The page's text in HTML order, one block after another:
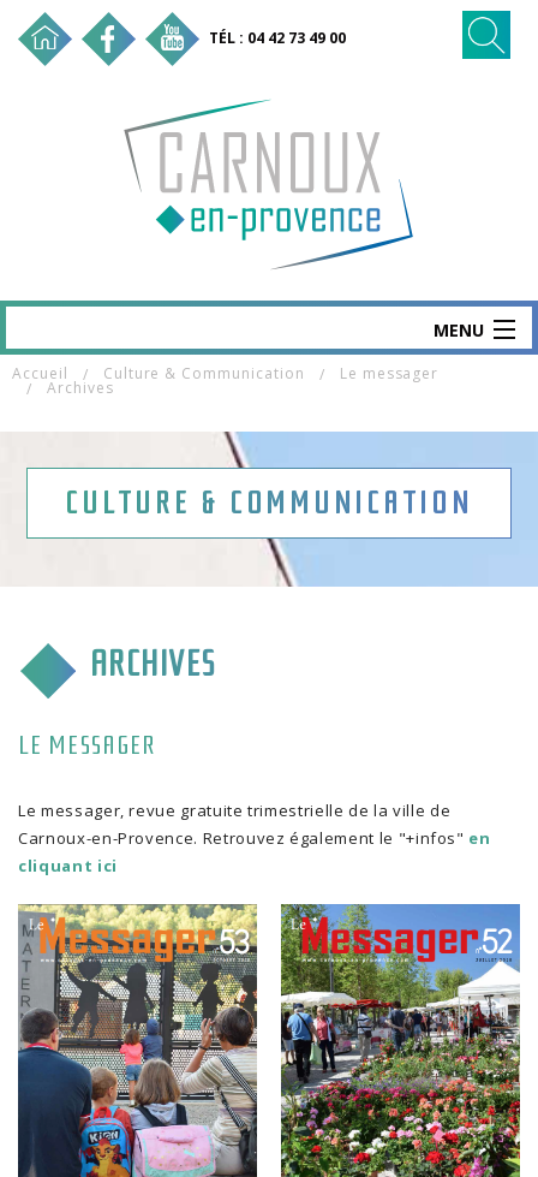
TÉL : 04 42 73 49 00
MENU
CARNOUX
MAIRIE & SERVICES
CULTURE & COMMUNICATION
VIE ASSOCIATIVE
ENVIRONNEMENT & QUALITÉ
Accueil Culture & Communication Le messager
Archives
CULTURE & COMMUNICATION
ARCHIVES
LE MESSAGER
Le messager, revue gratuite trimestrielle de la ville de
Carnoux-en-Provence. Retrouvez également le "+infos" en
cliquant ici